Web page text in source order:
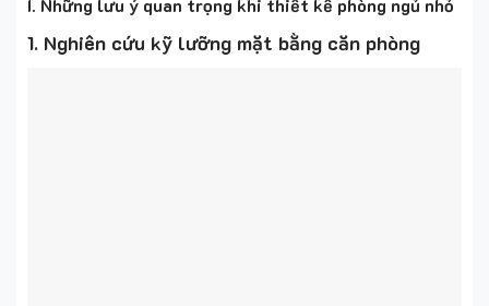
I. Những lưu ý quan trọng khi thiết kế phòng ngủ nhỏ
1. Nghiên cứu kỹ lưỡng mặt bằng căn phòng